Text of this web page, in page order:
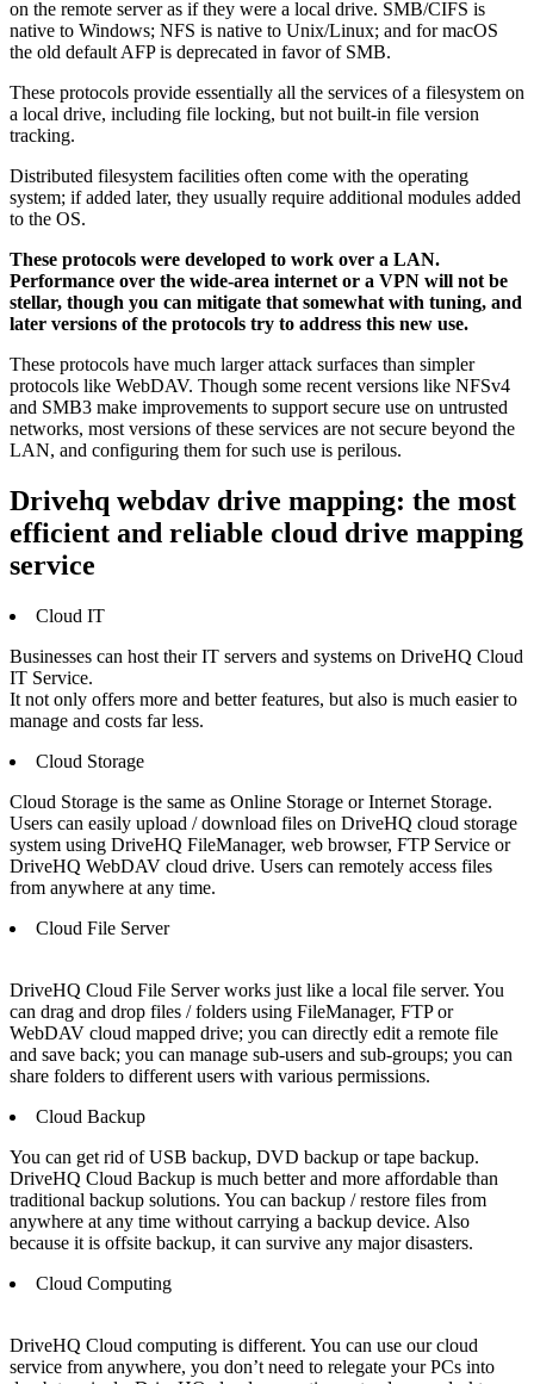
on the remote server as if they were a local drive. SMB/CIFS is
native to Windows; NFS is native to Unix/Linux; and for macOS
the old default AFP is deprecated in favor of SMB.
These protocols provide essentially all the services of a filesystem on
a local drive, including file locking, but not built-in file version
tracking.
Distributed filesystem facilities often come with the operating
system; if added later, they usually require additional modules added
to the OS.
These protocols were developed to work over a LAN.
Performance over the wide-area internet or a VPN will not be
stellar, though you can mitigate that somewhat with tuning, and
later versions of the protocols try to address this new use.
These protocols have much larger attack surfaces than simpler
protocols like WebDAV. Though some recent versions like NFSv4
and SMB3 make improvements to support secure use on untrusted
networks, most versions of these services are not secure beyond the
LAN, and configuring them for such use is perilous.
Drivehq webdav drive mapping: the most
efficient and reliable cloud drive mapping
service
Cloud IT
Businesses can host their IT servers and systems on DriveHQ Cloud
IT Service.
It not only offers more and better features, but also is much easier to
manage and costs far less.
Cloud Storage
Cloud Storage is the same as Online Storage or Internet Storage.
Users can easily upload / download files on DriveHQ cloud storage
system using DriveHQ FileManager, web browser, FTP Service or
DriveHQ WebDAV cloud drive. Users can remotely access files
from anywhere at any time.
Cloud File Server
DriveHQ Cloud File Server works just like a local file server. You
can drag and drop files / folders using FileManager, FTP or
WebDAV cloud mapped drive; you can directly edit a remote file
and save back; you can manage sub-users and sub-groups; you can
share folders to different users with various permissions.
Cloud Backup
You can get rid of USB backup, DVD backup or tape backup.
DriveHQ Cloud Backup is much better and more affordable than
traditional backup solutions. You can backup / restore files from
anywhere at any time without carrying a backup device. Also
because it is offsite backup, it can survive any major disasters.
Cloud Computing
DriveHQ Cloud computing is different. You can use our cloud
service from anywhere, you don’t need to relegate your PCs into